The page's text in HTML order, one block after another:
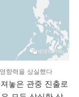
향력을 상실했다
놓은 관중 진출로